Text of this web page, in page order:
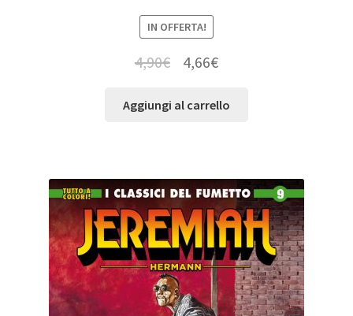
IN OFFERTA!
4,90€ 4,66€
Aggiungi al carrello